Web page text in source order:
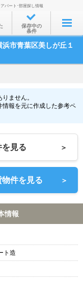
パート･部屋探し情報
保存中の
条件
市青葉区美しが丘１
ません。
情報を元に作成した参考ペ
見る ＞
件を見る ＞
情報
ト造